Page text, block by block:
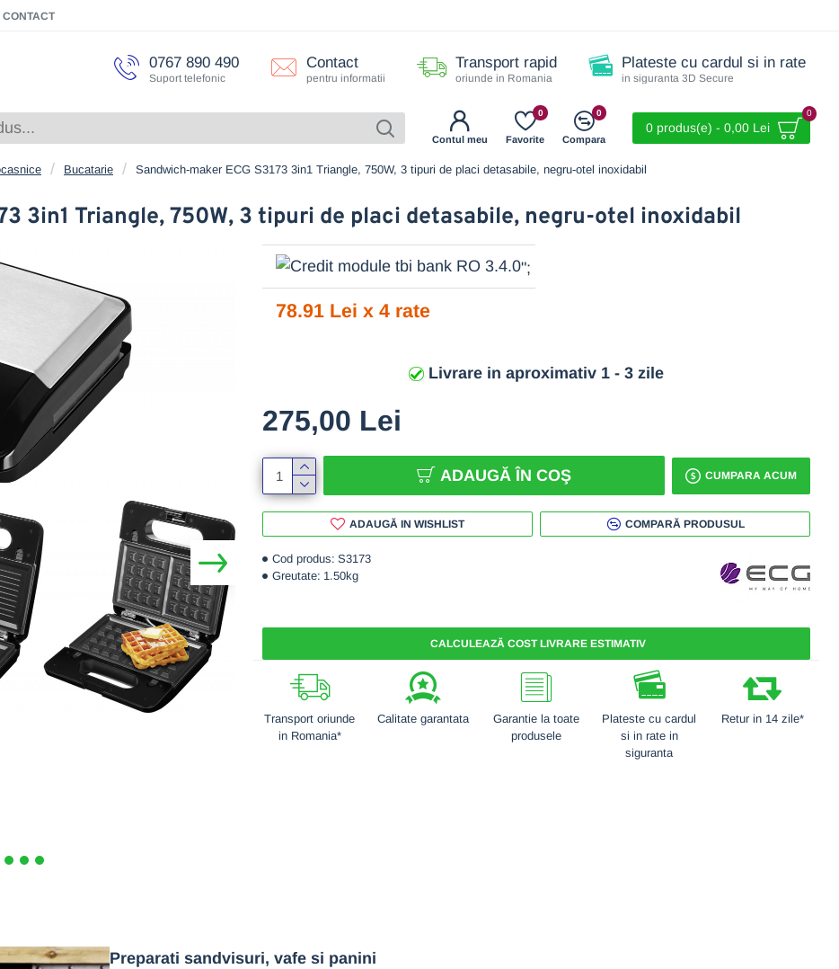
CONTACT
0767 890 490
Suport telefonic
Contact
pentru informatii
Transport rapid
oriunde in Romania
Plateste cu cardul si in rate
in siguranta 3D Secure
Contul meu Favorite
0
Compara
0
0 produs(e) - 0,00 Lei
0
Bucatarie Sandwich-maker ECG S3173 3in1 Triangle, 750W, 3 tipuri de placi detasabile, negru-otel inoxidabil
3in1 Triangle, 750W, 3 tipuri de placi detasabile, negru-otel inoxidabil
Cod produs: S3173
Greutate: 1.50kg
275,00 Lei
ADAUGĂ ÎN COŞ CUMPARA ACUM
ADAUGĂ IN WISHLIST COMPARĂ PRODUSUL
";
78.91 Lei x 4 rate
Livrare in aproximativ 1 - 3 zile
CALCULEAZĂ COST LIVRARE ESTIMATIV
Transport oriunde
in Romania*
Calitate garantata
Garantie la toate
produsele
Plateste cu cardul
si in rate in
siguranta
Retur in 14 zile*
Preparati sandvisuri, vafe si panini